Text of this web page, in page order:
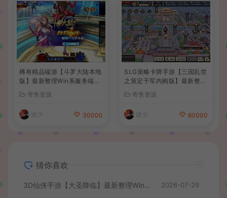
稀有精品端游【斗罗大陆本地
版】最新整理Win系服务端+P
权后台+管理后台+详细搭建
教程
寄售资源
波少 30000
SLG策略卡牌手游【三国乱世
之策定千军内购版】最新整理
手工服务端+安卓+CDK授权
后台+详细搭建教程+前后端
全套源码
寄售资源
波少 60000
猜你喜欢
3D仙侠手游【大圣降临】最新整理Win系服务端+安卓+CDK授权后台+详细搭建教程+前后端全套源码 2026-07-29